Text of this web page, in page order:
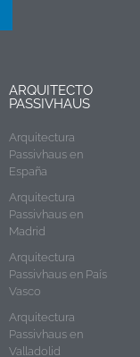
ARQUITECTO
PASSIVHAUS
Arquitectura
Passivhaus en
España
Arquitectura
Passivhaus en
Madrid
Arquitectura
Passivhaus en País
Vasco
Arquitectura
Passivhaus en
Valladolid